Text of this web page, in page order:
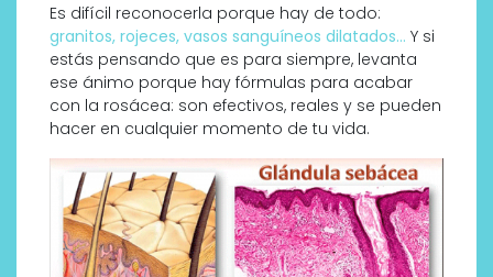
Es difícil reconocerla porque hay de todo:
granitos, rojeces, vasos sanguíneos dilatados… Y si
estás pensando que es para siempre, levanta
ese ánimo porque hay fórmulas para acabar
con la rosácea: son efectivos, reales y se pueden
hacer en cualquier momento de tu vida.